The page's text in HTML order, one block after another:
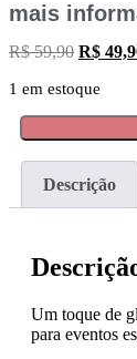
mais
R$59,90 R$
1 em estoque
Descrição
Um toque de
para eventos